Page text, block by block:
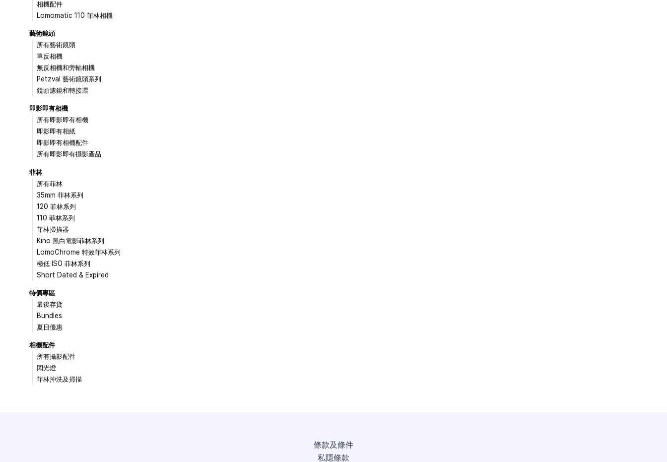
相機配件
Lomomatic 110 菲林相機
藝術鏡頭
所有藝術鏡頭
單反相機
無反相機和旁軸相機
Petzval 藝術鏡頭系列
鏡頭濾鏡和轉接環
即影即有相機
所有即影即有相機
即影即有相紙
即影即有相機配件
所有即影即有攝影產品
菲林
所有菲林
35mm 菲林系列
120 菲林系列
110 菲林系列
菲林掃描器
Kino 黑白電影菲林系列
LomoChrome 特效菲林系列
極低 ISO 菲林系列
Short Dated & Expired
特價專區
最後存貨
Bundles
夏日優惠
相機配件
所有攝影配件
閃光燈
菲林沖洗及掃描
條款及條件
私隱條款